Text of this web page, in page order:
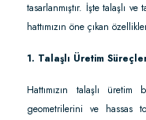
tasarlanmıştır. İşte talaşlı
hattımızın öne çıkan
1. Talaşlı Üretim
Hattımızın talaşlı
geometrilerini ve hassas